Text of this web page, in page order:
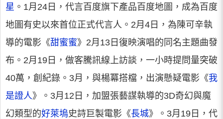
星 。1月24日，代言百度旗下產品百度地圖，成為百度
地圖有史以來首位正式代言人。2月4日，為陳可辛執
導的電影《甜蜜蜜》2月13日復映演唱的同名主題曲發
布。2月19日，做客騰訊線上訪談，一小時提問量突破
40萬，創紀錄。3月，與楊冪搭檔，出演懸疑電影《我
是證人》。3月12日，加盟張藝謀執導的3D奇幻與魔
幻類型的好萊塢史詩巨製電影《長城》。3月19日，代